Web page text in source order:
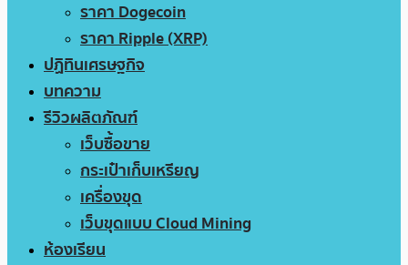
ราคา Dogecoin
ราคา Ripple (XRP)
ปฏิทินเศรษฐกิจ
บทความ
รีวิวผลิตภัณฑ์
เว็บซื้อขาย
กระเป๋าเก็บเหรียญ
เครื่องขุด
เว็บขุดแบบ Cloud Mining
ห้องเรียน